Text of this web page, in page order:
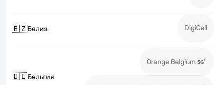
🇧🇿Белиз DigiCell
🇧🇪Бельгия
Orange Belgium